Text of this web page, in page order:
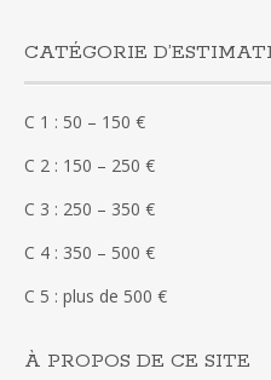
CATÉGORIE
C 1 : 50 – 150 €
C 2 : 150 – 250 €
C 3 : 250 – 350 €
C 4 : 350 – 500 €
C 5 : plus de 500 €
À PROPOS DE CE SITE